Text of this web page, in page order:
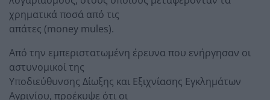
χρηματικά ποσά από τις
απάτες (money mules).
Από την εμπεριστατωμένη έρευνα που ενήργησαν οι
αστυνομικοί της
Υποδιεύθυνσης Δίωξης και Εξιχνίασης Εγκλημάτων
Αγρινίου, προέκυψε ότι οι